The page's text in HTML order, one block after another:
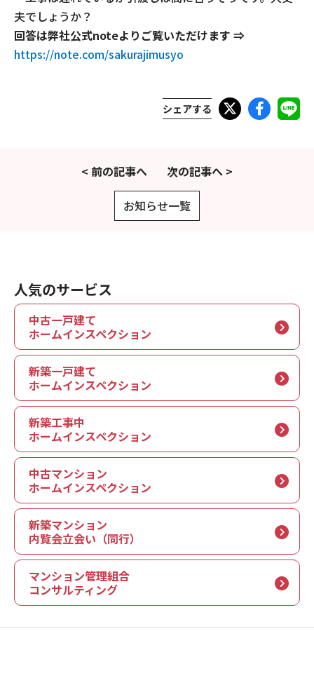
夫でしょうか？
回答は弊社公式noteよりご覧いただけます ⇒
https://note.com/sakurajimusyo
シェアする
< 前の記事へ 次の記事へ >
お知らせ一覧
人気のサービス
中古一戸建て
ホームインスペクション
新築一戸建て
ホームインスペクション
新築工事中
ホームインスペクション
中古マンション
ホームインスペクション
新築マンション
内覧会立会い（同行）
マンション管理組合
コンサルティング